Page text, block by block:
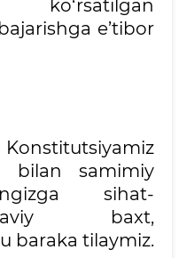
e’tibor
bilan samimiy
sihat-
baxt,
baraka tilaymiz.